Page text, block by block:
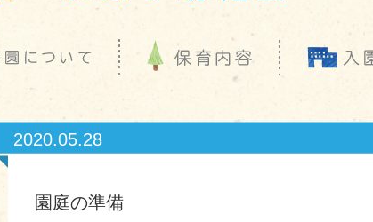
2020.05.28
園庭の準備